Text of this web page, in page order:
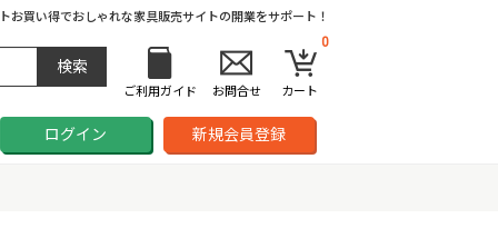
お買い得でおしゃれな家具販売サイトの開業をサポート！
ご利用ガイド お問合せ
0
カート
ログイン 新規会員登録